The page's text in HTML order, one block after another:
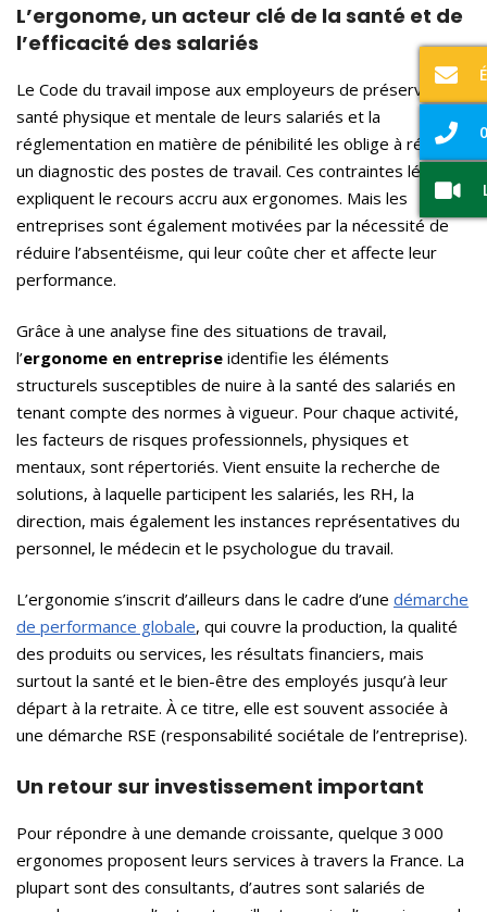
L’ergonome, un acteur clé de la santé et de
l’efficacité des salariés
Le Code du travail impose aux employeurs de préserver la
santé physique et mentale de leurs salariés et la
réglementation en matière de pénibilité les oblige à réaliser
un diagnostic des postes de travail. Ces contraintes légales
expliquent le recours accru aux ergonomes. Mais les
entreprises sont également motivées par la nécessité de
réduire l’absentéisme, qui leur coûte cher et affecte leur
performance.
Grâce à une analyse fine des situations de travail,
l’ergonome en entreprise identifie les éléments
structurels susceptibles de nuire à la santé des salariés en
tenant compte des normes à vigueur. Pour chaque activité,
les facteurs de risques professionnels, physiques et
mentaux, sont répertoriés. Vient ensuite la recherche de
solutions, à laquelle participent les salariés, les RH, la
direction, mais également les instances représentatives du
personnel, le médecin et le psychologue du travail.
L’ergonomie s’inscrit d’ailleurs dans le cadre d’une démarche
de performance globale, qui couvre la production, la qualité
des produits ou services, les résultats financiers, mais
surtout la santé et le bien-être des employés jusqu’à leur
départ à la retraite. À ce titre, elle est souvent associée à
une démarche RSE (responsabilité sociétale de l’entreprise).
Un retour sur investissement important
Pour répondre à une demande croissante, quelque 3 000
ergonomes proposent leurs services à travers la France. La
plupart sont des consultants, d’autres sont salariés de